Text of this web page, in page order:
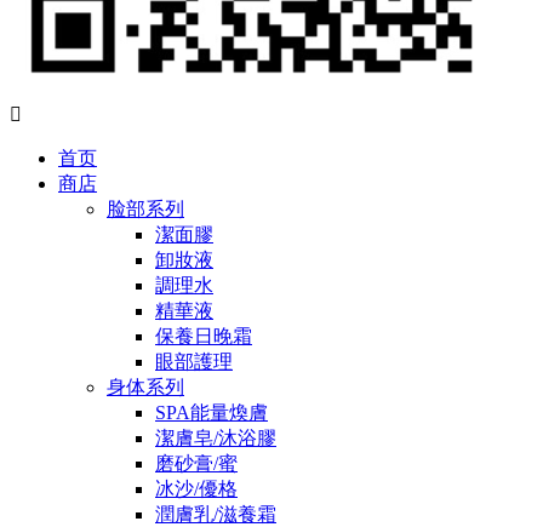

首页
商店
脸部系列
潔面膠
卸妝液
調理水
精華液
保養日晚霜
眼部護理
身体系列
SPA能量煥膚
潔膚皂/沐浴膠
磨砂膏/蜜
冰沙/優格
潤膚乳/滋養霜